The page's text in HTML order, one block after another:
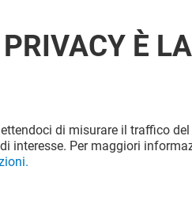
È
di misurare il traffico
interesse. Per maggiori